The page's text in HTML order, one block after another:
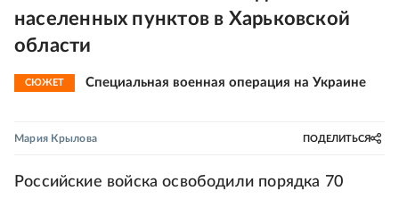
населенных пунктов в Харьковской
области
СЮЖЕТ Специальная военная операция на Украине
Мария Крылова ПОДЕЛИТЬСЯ
Российские войска освободили порядка 70